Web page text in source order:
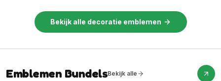
Bekijk alle decoratie emblemen
Emblemen BundelsBekijk alle